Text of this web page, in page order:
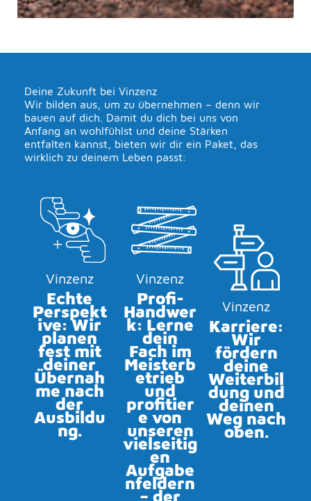
Deine Zukunft bei Vinzenz
Wir bilden aus, um zu übernehmen – denn wir
bauen auf dich. Damit du dich bei uns von
Anfang an wohlfühlst und deine Stärken
entfalten kannst, bieten wir dir ein Paket, das
wirklich zu deinem Leben passt:
Vinzenz
Echte
Perspekt
ive: Wir
planen
fest mit
deiner
Übernah
me nach
der
Ausbildu
ng.
Vinzenz
Profi-
Handwer
k: Lerne
dein
Fach im
Meisterb
etrieb
und
profitier
e von
unseren
vielseitig
en
Aufgabe
nfeldern
– der
Vinzenz
Karriere:
Wir
fördern
deine
Weiterbil
dung und
deinen
Weg nach
oben.